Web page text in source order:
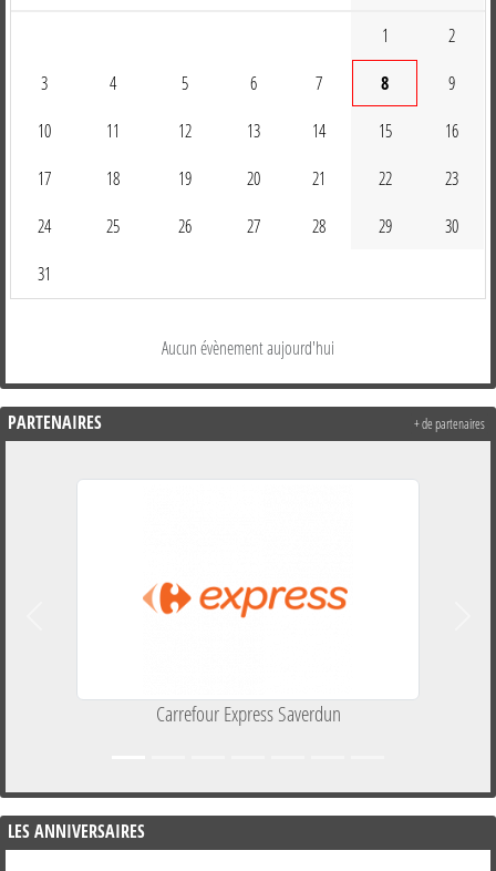
1 2
3 4 5 6 7 8 9
10 11 12 13 14 15 16
17 18 19 20 21 22 23
24 25 26 27 28 29 30
31
Aucun évènement aujourd'hui
PARTENAIRES
Carrefour Express Saverdun
+ de partenaires
LES ANNIVERSAIRES